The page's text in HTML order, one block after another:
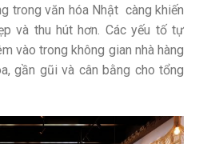
trong văn hóa Nhật càng khiến
và thu hút hơn. Các yếu tố tự
vào trong không gian nhà hàng
gần gũi và cân bằng cho tổng